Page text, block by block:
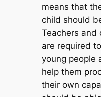
means that
child should
Teachers and
are required
young people
help them
their own